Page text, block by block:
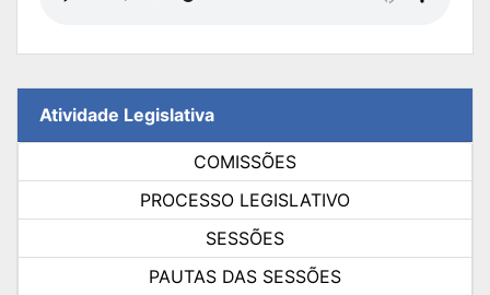
Atividade Legislativa
COMISSÕES
PROCESSO LEGISLATIVO
SESSÕES
PAUTAS DAS SESSÕES